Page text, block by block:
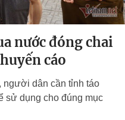
nước đóng chai
cáo
người dân cần tỉnh táo
sử dụng cho đúng mục